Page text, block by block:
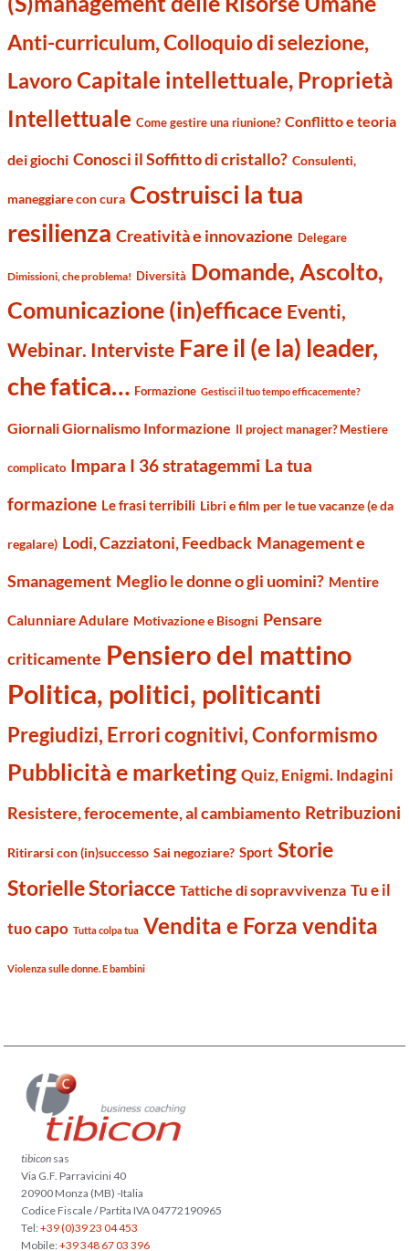
Anti-curriculum, Colloquio di selezione,
LavoroCapitale intellettuale, Proprietà
Intellettuale Come gestire una riunione? Conflitto e teoria
dei giochi Conosci il Soffitto di cristallo? Consulenti,
maneggiare con cura Costruisci la tua
resilienza Creatività e innovazione Delegare
Dimissioni, che problema! Diversità Domande, Ascolto,
Comunicazione (in)efficace Eventi,
Webinar. Interviste Fare il (e la) leader,
che fatica… Formazione Gestisci il tuo tempo efficacemente?
Giornali Giornalismo Informazione Il project manager? Mestiere
complicato Impara I 36 stratagemmi La tua
formazione Le frasi terribili Libri e film per le tue vacanze (e da
regalare) Lodi, Cazziatoni, Feedback Management e
Smanagement Meglio le donne o gli uomini? Mentire
Calunniare Adulare Motivazione e Bisogni Pensare
criticamente Pensiero del mattino
Politica, politici, politicanti
Pregiudizi, Errori cognitivi, Conformismo
Pubblicità e marketing Quiz, Enigmi. Indagini
Resistere, ferocemente, al cambiamento Retribuzioni
Ritirarsi con (in)successo Sai negoziare? Sport Storie
Storielle Storiacce Tattiche di sopravvivenza Tu e il
tuo capo Tutta colpa tua Vendita e Forza vendita
Violenza sulle donne. E bambini
tibicon sas
Via G.F. Parravicini 40
20900 Monza (MB) -Italia
Codice Fiscale / Partita IVA 04772190965
Tel:+39 (0)39 23 04 453
Mobile:+39 348 67 03 396